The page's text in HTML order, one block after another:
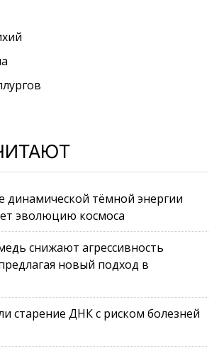
динамической тёмной энергии
эволюцию космоса
снижают агрессивность
новый подход в
старение ДНК с риском болезней